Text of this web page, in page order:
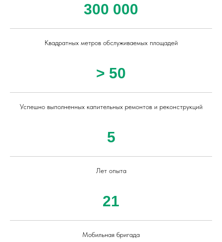
300 000
Квадратных метров обслуживаемых площадей
> 50
Успешно выполненных капительных ремонтов и реконструкций
5
Лет опыта
21
Мобильная бригада